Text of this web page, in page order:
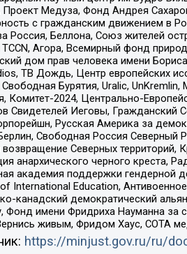
Медуза, Фонд Андрея
с гражданским движением в
Россия, Беллона, Союз жителей
Агора, Всемирный фонд
дом прав человека имени
ТВ Дождь, Центр европейских
Бурятия, Uralic,
Комитет-2024, Центрально-
Свидетелей Иеговы, Гражданский
Русская Америка за
Свободная Россия Северный
Северных территорий,
анархического черного креста,
академия поддержки гендерной
International Education,
канадский демократический
Фонд имени Фридриха Науманна за
живым, Фридом Хаус, СОТА
https://minjust.gov.ru/ru/